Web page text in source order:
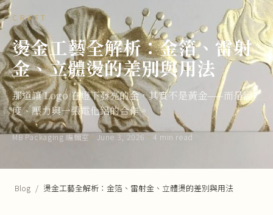
CRAFT
燙金工藝全解析：金箔、雷射
金、立體燙的差別與用法
那道讓 Logo 在燈下發亮的金，其實不是黃金——而是溫
度、壓力與一張電化鋁的合作。
MB Packaging 編輯室 · June 3, 2026 · 4 min read
Blog / 燙金工藝全解析：金箔、雷射金、立體燙的差別與用法